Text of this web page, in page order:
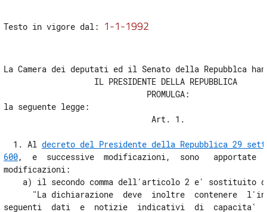
5
7
DISPOSIZIONI PER CONTRASTARE
ED ALLEGARE LA BASE IMPONIBILE
CAPO III
DISPOSIZIONI PER ALLARGARE LA BASE IMPONIBILE
9
10
Testo in vigore dal: 1-1-1992
La Camera dei deputati ed il Senato della Repubblca
                   IL PRESIDENTE DELLA REPUBBLICA
                              PROMULGA:
la seguente legge:
                               Art. 1.
  1. Al
decreto del Presidente della Repubblica 29
600,  e  successive  modificazioni,  sono   apportate
modificazioni:
a) il secondo comma dell'articolo 2 e' sostituito
"La dichiarazione  deve  inoltre  contenere
seguenti  dati  e  notizie  indicativi  di  capacita'